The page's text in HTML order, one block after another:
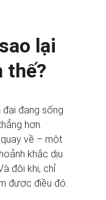
lại
thế?
đại đang sống
hơn.
về – một
khắc dịu
đôi khi, chỉ
được điều đó.